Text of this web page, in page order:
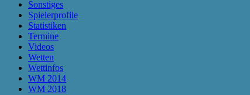
Sonstiges
Spielerprofile
Statistiken
Termine
Videos
Wetten
Wettinfos
WM 2014
WM 2018